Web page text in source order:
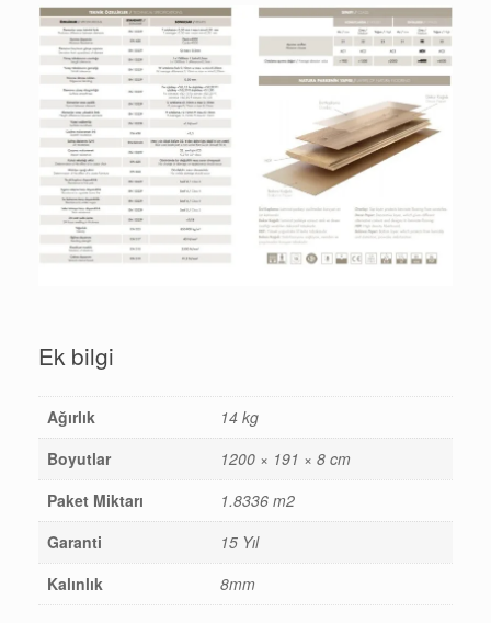
Ek bilgi
Ağırlık
14 kg
Boyutlar
1200 × 191 × 8 cm
Paket Miktarı
1.8336 m2
Garanti
15 Yıl
Kalınlık
8mm